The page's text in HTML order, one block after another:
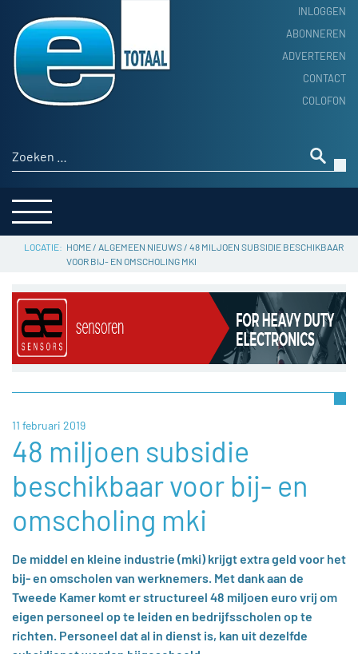
INLOGGEN
ABONNEREN
ADVERTEREN
CONTACT
COLOFON
Zoeken naar:
HOME
PRODUCTNIEUWS
ACHTERGROND
THEMA’S
SERVICE
HOME/ ALGEMEEN NIEUWS/ 48 MILJOEN SUBSIDIE BESCHIKBAAR
VOOR BIJ- EN OMSCHOLING MKI
11 februari 2019
48 miljoen subsidie
beschikbaar voor bij- en
omscholing mki
De middel en kleine industrie (mki) krijgt extra geld voor het
bij- en omscholen van werknemers. Met dank aan de
Tweede Kamer komt er structureel 48 miljoen euro vrij om
eigen personeel op te leiden en bedrijfsscholen op te
richten. Personeel dat al in dienst is, kan uit dezelfde